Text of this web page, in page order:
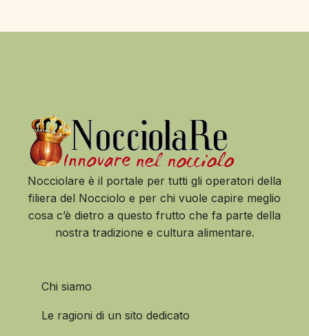
Nocciolare è il portale per tutti gli operatori della
filiera del Nocciolo e per chi vuole capire meglio
cosa c’è dietro a questo frutto che fa parte della
nostra tradizione e cultura alimentare.
Chi siamo
Le ragioni di un sito dedicato